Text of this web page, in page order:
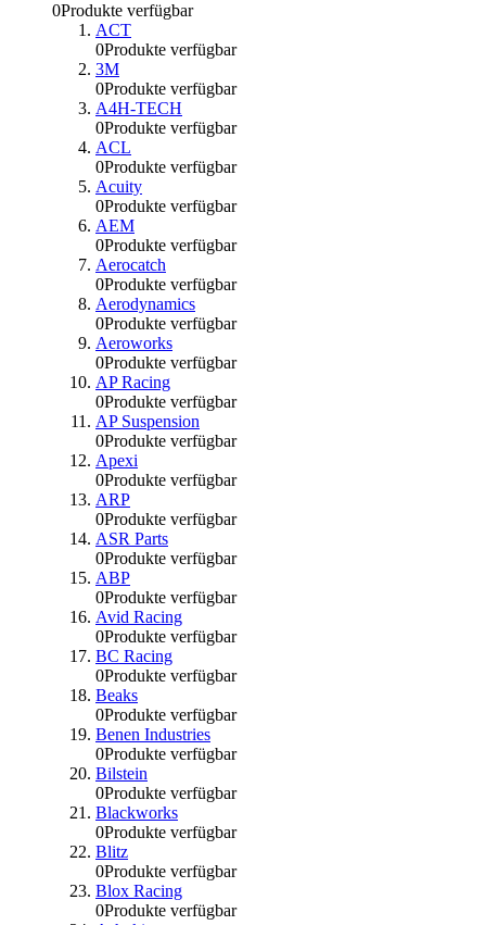
0Produkte verfügbar
ACT
0Produkte verfügbar
3M
0Produkte verfügbar
A4H-TECH
0Produkte verfügbar
ACL
0Produkte verfügbar
Acuity
0Produkte verfügbar
AEM
0Produkte verfügbar
Aerocatch
0Produkte verfügbar
Aerodynamics
0Produkte verfügbar
Aeroworks
0Produkte verfügbar
AP Racing
0Produkte verfügbar
AP Suspension
0Produkte verfügbar
Apexi
0Produkte verfügbar
ARP
0Produkte verfügbar
ASR Parts
0Produkte verfügbar
ABP
0Produkte verfügbar
Avid Racing
0Produkte verfügbar
BC Racing
0Produkte verfügbar
Beaks
0Produkte verfügbar
Benen Industries
0Produkte verfügbar
Bilstein
0Produkte verfügbar
Blackworks
0Produkte verfügbar
Blitz
0Produkte verfügbar
Blox Racing
0Produkte verfügbar